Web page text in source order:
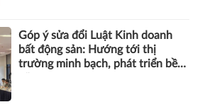
Góp ý sửa đổi Luật Kinh doanh
bất động sản: Hướng tới thị
trường minh bạch, phát triển bền